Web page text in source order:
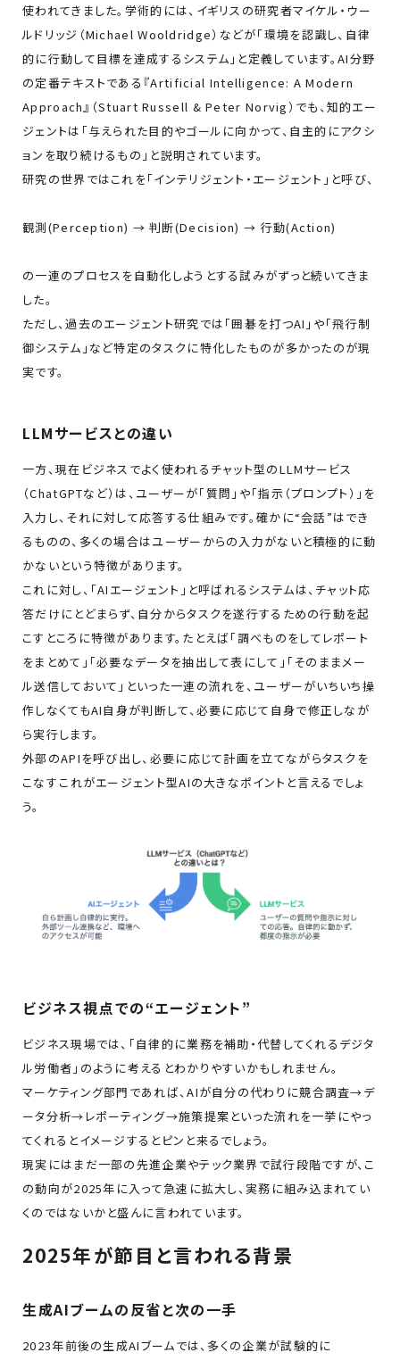
使われてきました。学術的には、イギリスの研究者マイケル・ウー
ルドリッジ（Michael Wooldridge）などが「環境を認識し、自律
的に行動して目標を達成するシステム」と定義しています。AI分野
の定番テキストである『Artificial Intelligence: A Modern
Approach』（Stuart Russell & Peter Norvig）でも、知的エー
ジェントは「与えられた目的やゴールに向かって、自主的にアクシ
ョンを取り続けるもの」と説明されています。
研究の世界ではこれを「インテリジェント・エージェント」と呼び、
観測(Perception) → 判断(Decision) → 行動(Action)
の一連のプロセスを自動化しようとする試みがずっと続いてきま
した。
ただし、過去のエージェント研究では「囲碁を打つAI」や「飛行制
御システム」など特定のタスクに特化したものが多かったのが現
実です。
LLMサービスとの違い
一方、現在ビジネスでよく使われるチャット型のLLMサービス
（ChatGPTなど）は、ユーザーが「質問」や「指示（プロンプト）」を
入力し、それに対して応答する仕組みです。確かに“会話”はでき
るものの、多くの場合はユーザーからの入力がないと積極的に動
かないという特徴があります。
これに対し、「AIエージェント」と呼ばれるシステムは、チャット応
答だけにとどまらず、自分からタスクを遂行するための行動を起
こすところに特徴があります。たとえば「調べものをしてレポート
をまとめて」「必要なデータを抽出して表にして」「そのままメー
ル送信しておいて」といった一連の流れを、ユーザーがいちいち操
作しなくてもAI自身が判断して、必要に応じて自身で修正しなが
ら実行します。
外部のAPIを呼び出し、必要に応じて計画を立てながらタスクを
こなす――これがエージェント型AIの大きなポイントと言えるでしょ
う。
ビジネス視点での“エージェント”
ビジネス現場では、「自律的に業務を補助・代替してくれるデジタ
ル労働者」のように考えるとわかりやすいかもしれません。
マーケティング部門であれば、AIが自分の代わりに競合調査→デ
ータ分析→レポーティング→施策提案といった流れを一挙にやっ
てくれるとイメージするとピンと来るでしょう。
現実にはまだ一部の先進企業やテック業界で試行段階ですが、こ
の動向が2025年に入って急速に拡大し、実務に組み込まれてい
くのではないかと盛んに言われています。
2025年が節目と言われる背景
生成AIブームの反省と次の一手
2023年前後の生成AIブームでは、多くの企業が試験的に